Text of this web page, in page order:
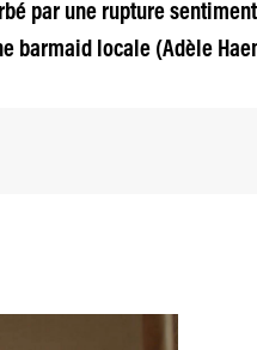
par une rupture
barmaid locale (Adèle